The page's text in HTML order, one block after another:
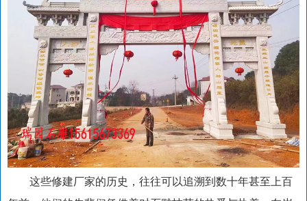
这些修建厂家的历史，往往可以追溯到数十年甚至上百